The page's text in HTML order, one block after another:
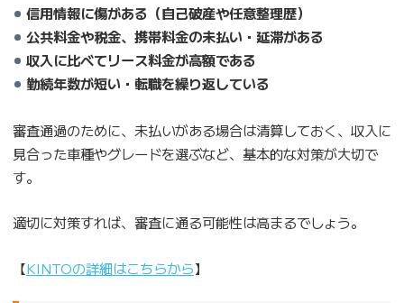
信用情報に傷がある（自己破産や任意整理歴）
公共料金や税金、携帯料金の未払い・延滞がある
収入に比べてリース料金が高額である
勤続年数が短い・転職を繰り返している
審査通過のために、未払いがある場合は清算しておく、収入に
見合った車種やグレードを選ぶなど、基本的な対策が大切で
す。
適切に対策すれば、審査に通る可能性は高まるでしょう。
【KINTOの詳細はこちらから】